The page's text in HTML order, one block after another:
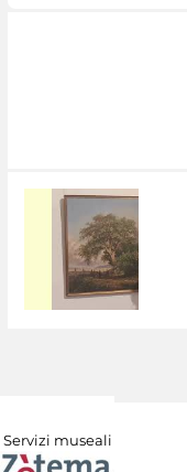
Servizi museali